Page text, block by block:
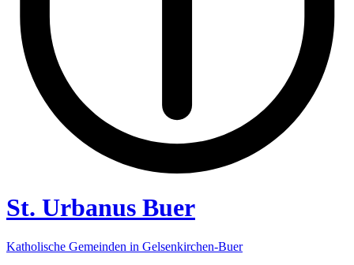
St. Urbanus Buer
Katholische Gemeinden in Gelsenkirchen-Buer